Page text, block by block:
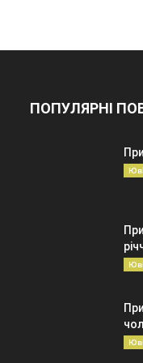
ПОПУЛЯРНІ